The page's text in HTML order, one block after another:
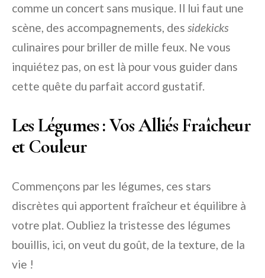
comme un concert sans musique. Il lui faut une
scène, des accompagnements, des sidekicks
culinaires pour briller de mille feux. Ne vous
inquiétez pas, on est là pour vous guider dans
cette quête du parfait accord gustatif.
Les Légumes : Vos Alliés Fraîcheur
et Couleur
Commençons par les légumes, ces stars
discrètes qui apportent fraîcheur et équilibre à
votre plat. Oubliez la tristesse des légumes
bouillis, ici, on veut du goût, de la texture, de la
vie !